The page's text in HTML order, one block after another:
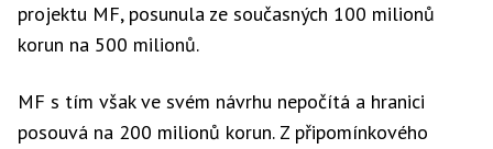
projektu MF, posunula ze současných 100 milionů
korun na 500 milionů.
MF s tím však ve svém návrhu nepočítá a hranici
posouvá na 200 milionů korun. Z připomínkového